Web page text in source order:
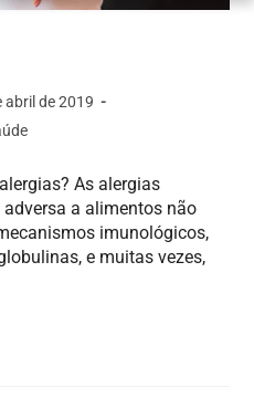
abril de 2019
As alergias
a alimentos não
imunológicos,
e muitas vezes,